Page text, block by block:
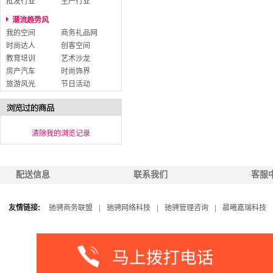
潮流趋势风
我的空间
商务礼品网
时尚达人
创客空间
教育培训
艺术沙龙
房产汽车
时尚饰界
旅游风光
节日活动
清除我的浏览记录
配送信息 联系我们 客服
友情链接: 驰骋商务联盟 驰骋网络科技 驰骋管理咨询 晨曦嘉瑞科技